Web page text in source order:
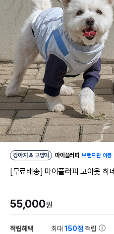
강아지 & 고양이 마이플러피 브랜드관 이동
[무료배송] 마이플러피 고아웃 하
55,000원
적립혜택 최대150점 적립